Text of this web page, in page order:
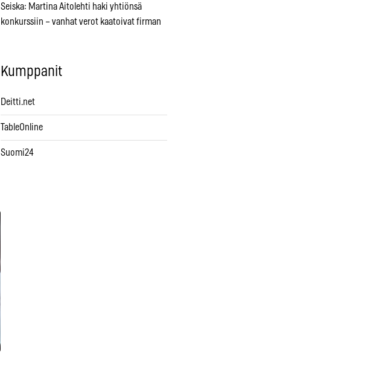
Seiska: Martina Aitolehti haki yhtiönsä
konkurssiin – vanhat verot kaatoivat firman
Kumppanit
Deitti.net
TableOnline
Suomi24